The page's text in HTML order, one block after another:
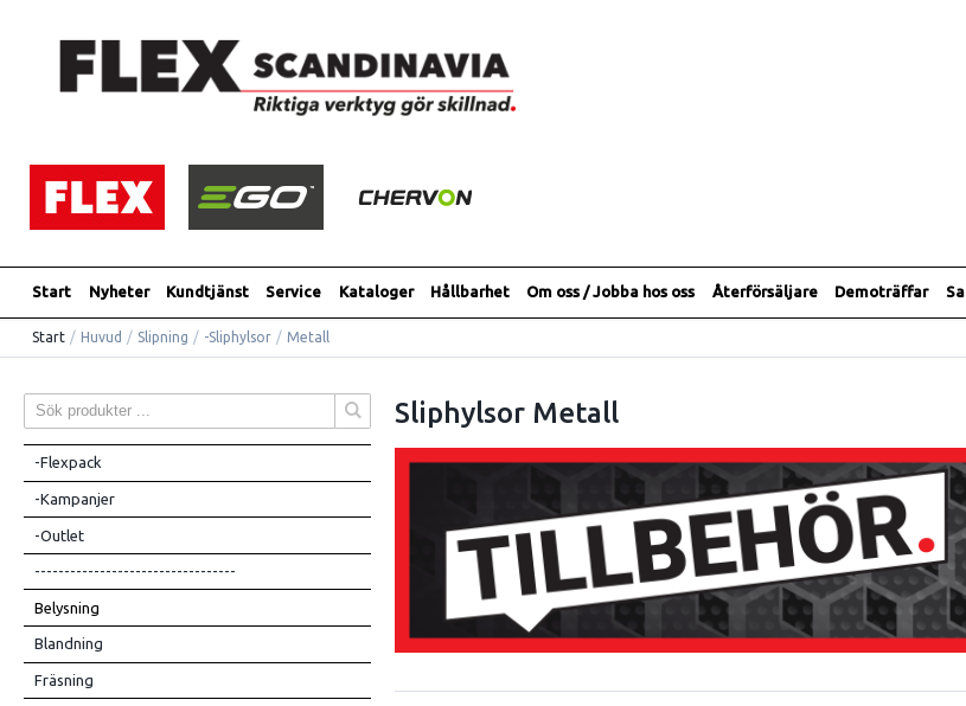
Start Nyheter Kundtjänst Service Kataloger Hållbarhet Om oss / Jobba hos oss Återförsäljare Demoträffar
Start / Huvud / Slipning / -Sliphylsor / Metall
-Flexpack
-Kampanjer
-Outlet
----------------------------------
Belysning
Blandning
Fräsning
Sliphylsor Metall